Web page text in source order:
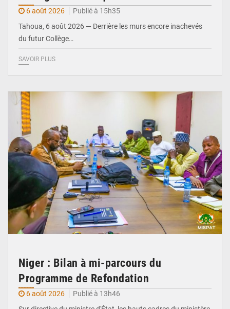
6 août 2026
Publié à 15h35
Tahoua, 6 août 2026 — Derrière les murs encore inachevés
du futur Collège…
SAVOIR PLUS
Niger : Bilan à mi-parcours du
Programme de Refondation
6 août 2026
Publié à 13h46